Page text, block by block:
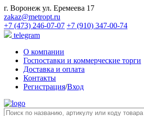
г. Воронеж ул. Еремеева 17
zakaz@metropt.ru
+7 (473) 246-07-07 +7 (910) 347-00-74
telegram
О компании
Госпоставки и коммерческие торги
Доставка и оплата
Контакты
Регистрация/Вход